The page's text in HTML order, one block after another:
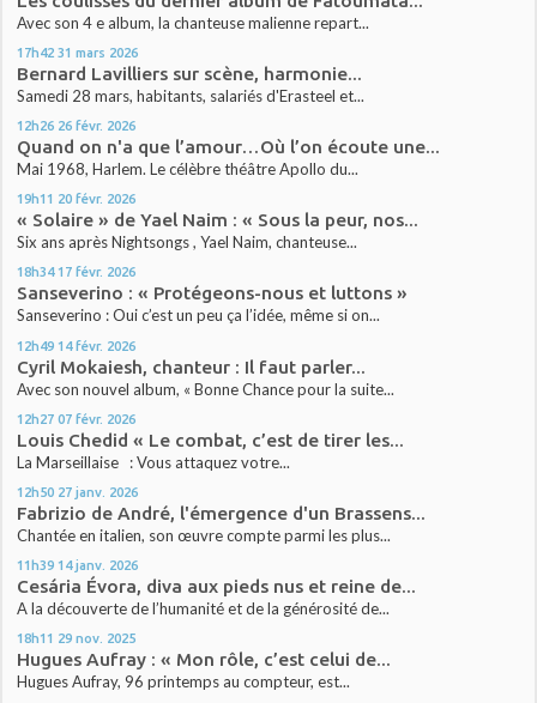
Avec son 4 e album, la chanteuse malienne repart...
17h42 31 mars 2026
Bernard Lavilliers sur scène, harmonie...
Samedi 28 mars, habitants, salariés d'Erasteel et...
12h26 26 févr. 2026
Quand on n'a que l’amour…Où l’on écoute une...
Mai 1968, Harlem. Le célèbre théâtre Apollo du...
19h11 20 févr. 2026
« Solaire » de Yael Naim : « Sous la peur, nos...
Six ans après Nightsongs , Yael Naim, chanteuse...
18h34 17 févr. 2026
Sanseverino : « Protégeons-nous et luttons »
Sanseverino : Oui c’est un peu ça l’idée, même si on...
12h49 14 févr. 2026
Cyril Mokaiesh, chanteur : Il faut parler...
Avec son nouvel album, « Bonne Chance pour la suite...
12h27 07 févr. 2026
Louis Chedid « Le combat, c’est de tirer les...
La Marseillaise : Vous attaquez votre...
12h50 27 janv. 2026
Fabrizio de André, l'émergence d'un Brassens...
Chantée en italien, son œuvre compte parmi les plus...
11h39 14 janv. 2026
Cesária Évora, diva aux pieds nus et reine de...
A la découverte de l’humanité et de la générosité de...
18h11 29 nov. 2025
Hugues Aufray : « Mon rôle, c’est celui de...
Hugues Aufray, 96 printemps au compteur, est...